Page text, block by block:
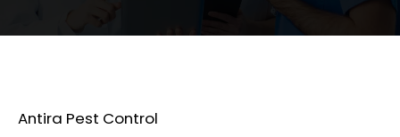
Antira Pest Control